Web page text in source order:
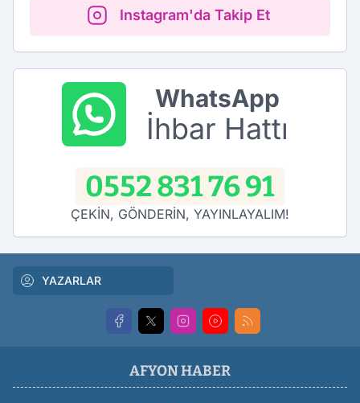
Instagram'da Takip Et
WhatsApp
İhbar Hattı
0552 831 76 91
ÇEKİN, GÖNDERİN, YAYINLAYALIM!
YAZARLAR
AFYON HABER